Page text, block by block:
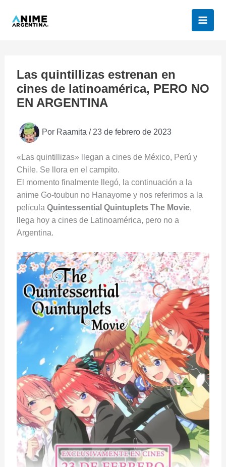
Las quintillizas estrenan en
cines de latinoamérica, PERO NO
EN ARGENTINA
Por Raamita / 23 de febrero de 2023
«Las quintillizas» llegan a cines de México, Perú y
Chile. Se llora en el campito.
El momento finalmente llegó, la continuación a la
anime Go-toubun no Hanayome y nos referimos a la
película Quintessential Quintuplets The Movie,
llega hoy a cines de Latinoamérica, pero no a
Argentina.